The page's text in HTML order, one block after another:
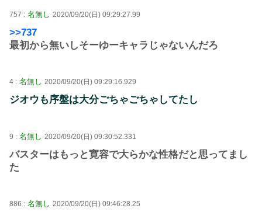
757 : 名無し 2020/09/20(日) 09:29:27.99
>>737
最初から無いしそーゆーキャラじゃないんだろ
4 : 名無し 2020/09/20(日) 09:29:16.929
ジオウも序盤は大分ごちゃごちゃしてたし
9 : 名無し 2020/09/20(日) 09:30:52.331
バスターはもっと寛容で大らかな性格だと思ってまし
た
886 : 名無し 2020/09/20(日) 09:46:28.25